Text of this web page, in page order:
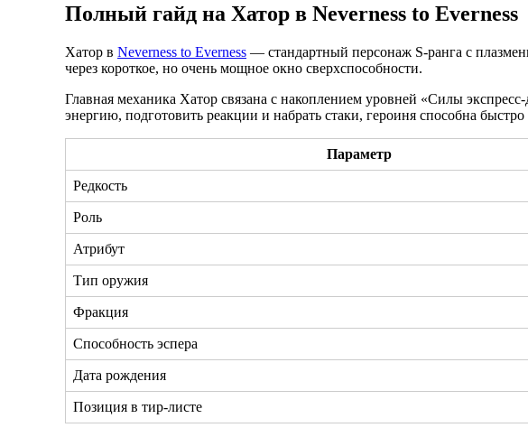
Полный гайд на Хатор в Neverness to Everness
Хатор в Neverness to Everness — стандартный персонаж S-ранга с
через короткое, но очень мощное окно сверхспособности.
Главная механика Хатор связана с накоплением уровней «Силы
энергию, подготовить реакции и набрать стаки, героиня способна
Параметр
Редкость
Роль
Атрибут
Тип оружия
Фракция
Способность эспера
Дата рождения
Позиция в тир-листе